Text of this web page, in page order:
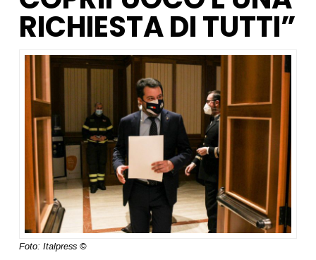
RICHIESTA DI TUTTI”
Foto: Italpress ©